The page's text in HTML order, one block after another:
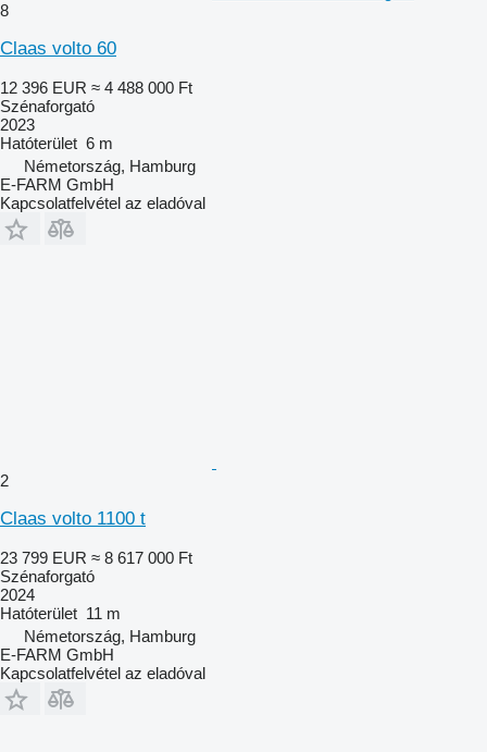
8
Claas volto 60
12 396 EUR ≈ 4 488 000 Ft
Szénaforgató
2023
Hatóterület 6 m
Németország, Hamburg
E-FARM GmbH
Kapcsolatfelvétel az eladóval
2
Claas volto 1100 t
23 799 EUR ≈ 8 617 000 Ft
Szénaforgató
2024
Hatóterület 11 m
Németország, Hamburg
E-FARM GmbH
Kapcsolatfelvétel az eladóval